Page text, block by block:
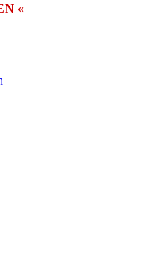
«